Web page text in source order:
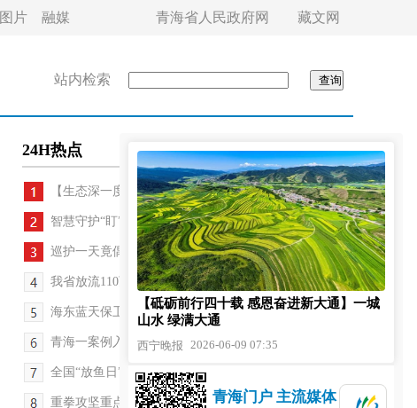
图片 融媒 青海省人民政府网 藏文网
站内检索
24H热点
【生态深一度】清水何以至湟水
智慧守护“盯”上藏羚
巡护一天竟偶遇千头藏野驴
我省放流110万尾土著鱼苗
海东蓝天保卫战取得阶段性成效
青海一案例入选最高检生态环境检察公益诉讼典型案例
全国“放鱼日”青海放流110万尾土著鱼苗
重拳攻坚重点水域禁捕 我省严守青海湖裸鲤生态保护...
【砥砺前行四十载 感恩奋进新大通】一城
山水 绿满大通
西宁晚报 2026-06-09 07:35
青海门户 主流媒体